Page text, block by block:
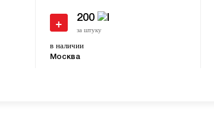
+
200
за штуку
в наличии
Москва